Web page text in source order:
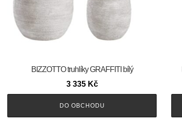
BIZZOTTO truhlíky GRAFFITI bílý
3 335 Kč
DO OBCHODU